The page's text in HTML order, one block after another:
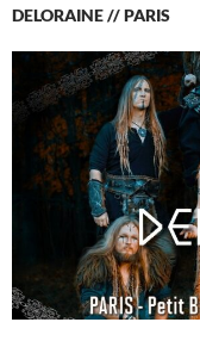
DELORAINE // PARIS